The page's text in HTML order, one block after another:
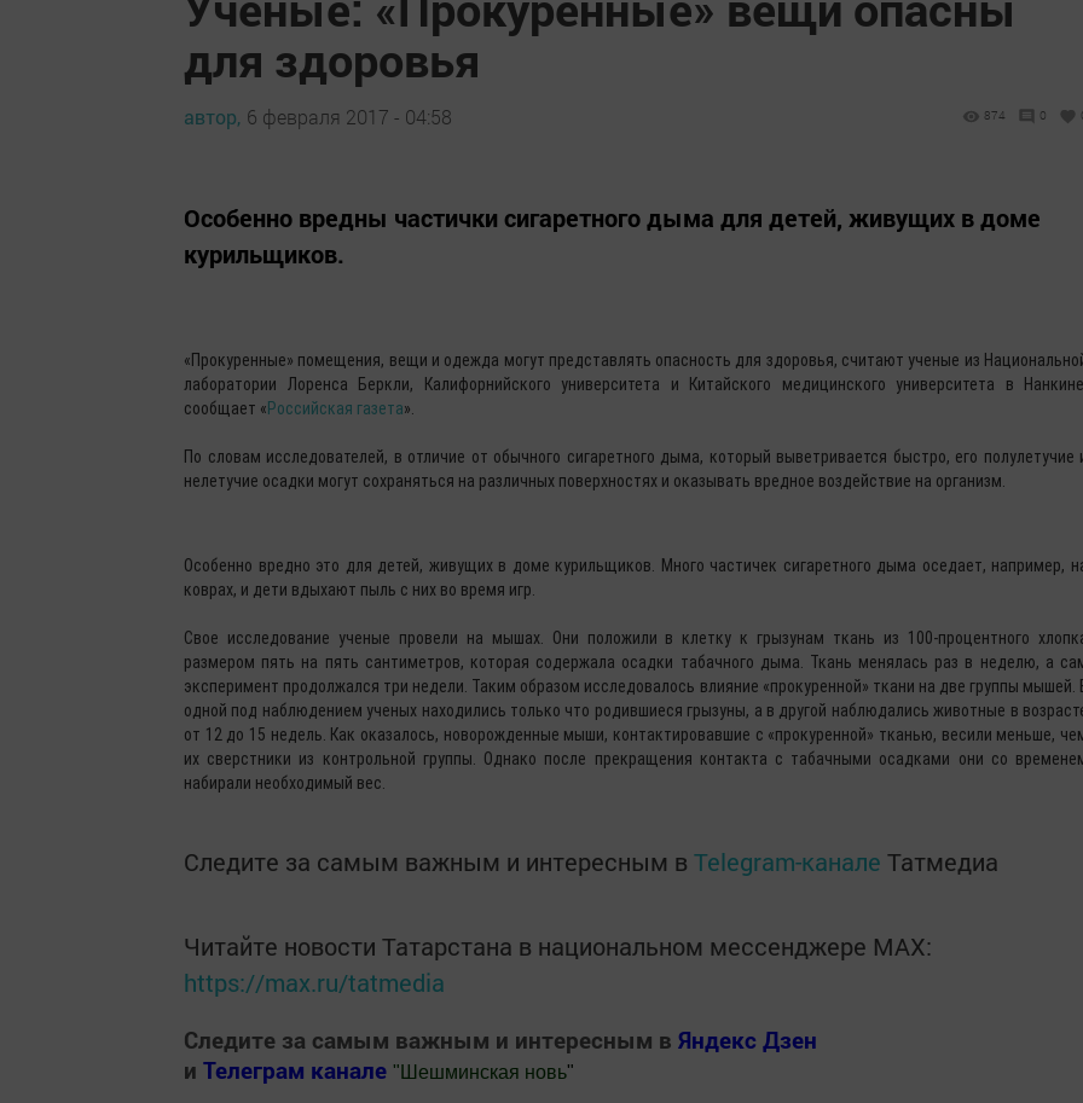
для здоровья
автор, 6 февраля 2017 - 04:58 874 0
Особенно вредны частички сигаретного дыма для детей, живущих в доме
курильщиков.
«Прокуренные» помещения, вещи и одежда могут представлять опасность для здоровья, считают ученые из
лаборатории Лоренса Беркли, Калифорнийского университета и Китайского медицинского университета в
сообщает «Российская газета».
По словам исследователей, в отличие от обычного сигаретного дыма, который выветривается быстро, его полулетучие
нелетучие осадки могут сохраняться на различных поверхностях и оказывать вредное воздействие на организм.
Особенно вредно это для детей, живущих в доме курильщиков. Много частичек сигаретного дыма оседает, например,
коврах, и дети вдыхают пыль с них во время игр.
Свое исследование ученые провели на мышах. Они положили в клетку к грызунам ткань из 100-процентного
размером пять на пять сантиметров, которая содержала осадки табачного дыма. Ткань менялась раз в неделю, а
эксперимент продолжался три недели. Таким образом исследовалось влияние «прокуренной» ткани на две группы мышей.
одной под наблюдением ученых находились только что родившиеся грызуны, а в другой наблюдались животные в
от 12 до 15 недель. Как оказалось, новорожденные мыши, контактировавшие с «прокуренной» тканью, весили меньше,
их сверстники из контрольной группы. Однако после прекращения контакта с табачными осадками они со
набирали необходимый вес.
Следите за самым важным и интересным в Telegram-канале Татмедиа
Читайте новости Татарстана в национальном мессенджере MАХ:
https://max.ru/tatmedia
Следите за самым важным и интересным в Яндекс Дзен
и Телеграм канале " Шешминская новь"